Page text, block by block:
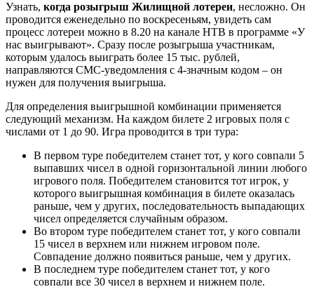
Узнать, когда розыгрыш Жилищной лотереи, несложно. Он
проводится еженедельно по воскресеньям, увидеть сам
процесс лотереи можно в 8.20 на канале НТВ в программе «У
нас выигрывают». Сразу после розыгрыша участникам,
которым удалось выиграть более 15 тыс. рублей,
направляются СМС-уведомления с 4-значным кодом – он
нужен для получения выигрыша.
Для определения выигрышной комбинации применяется
следующий механизм. На каждом билете 2 игровых поля с
числами от 1 до 90. Игра проводится в три тура:
В первом туре победителем станет тот, у кого совпали 5
выпавших чисел в одной горизонтальной линии любого
игрового поля. Победителем становится тот игрок, у
которого выигрышная комбинация в билете оказалась
раньше, чем у других, последовательность выпадающих
чисел определяется случайным образом.
Во втором туре победителем станет тот, у кого совпали
15 чисел в верхнем или нижнем игровом поле.
Совпадение должно появиться раньше, чем у других.
В последнем туре победителем станет тот, у кого
совпали все 30 чисел в верхнем и нижнем поле.